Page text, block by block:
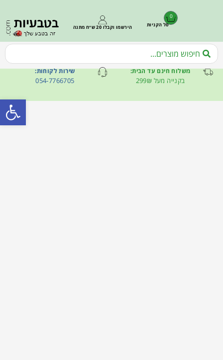
0
סל הקניות הירשמו וקבלו 20 ש״ח מתנה
משלוח חינם עד הבית:
בקנייה מעל 299₪
שירות לקוחות:
054-7766705
פתח